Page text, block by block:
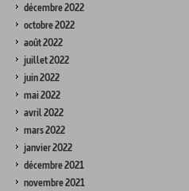
décembre 2022
octobre 2022
août 2022
juillet 2022
juin 2022
mai 2022
avril 2022
mars 2022
janvier 2022
décembre 2021
novembre 2021